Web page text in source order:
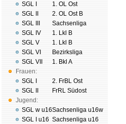
SGL I
SGL II
SGL III
SGL IV
SGL V
SGL VI
SGL VII
Frauen:
SGL I
SGL II
Jugend:
SGL w u16
SGL I u16
1. OL Ost
2. OL Ost B
Sachsenliga
1. Lkl B
1. Lkl B
Bezirksliga
1. Bkl A
2. FrBL Ost
FrRL Südost
Sachsenliga u16w
Sachsenliga u16